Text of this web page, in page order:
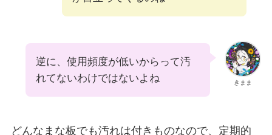
きまま
逆に、使用頻度が低いからって汚
れてないわけではないよね
どんなまな板でも汚れは付きものなので、定期的